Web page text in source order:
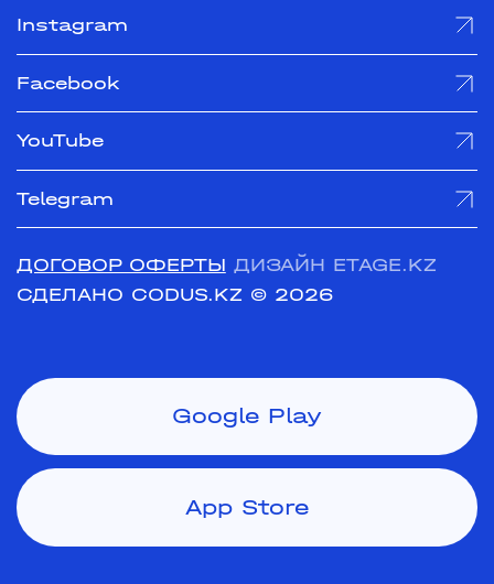
Instagram
Facebook
YouTube
Telegram
ДОГОВОР ОФЕРТЫ ДИЗАЙН ETAGE.KZ
СДЕЛАНО CODUS.KZ © 2026
Google Play
App Store